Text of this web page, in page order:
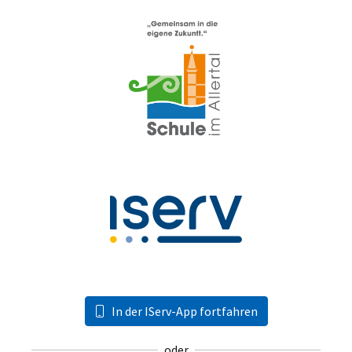
In der IServ-App fortfahren